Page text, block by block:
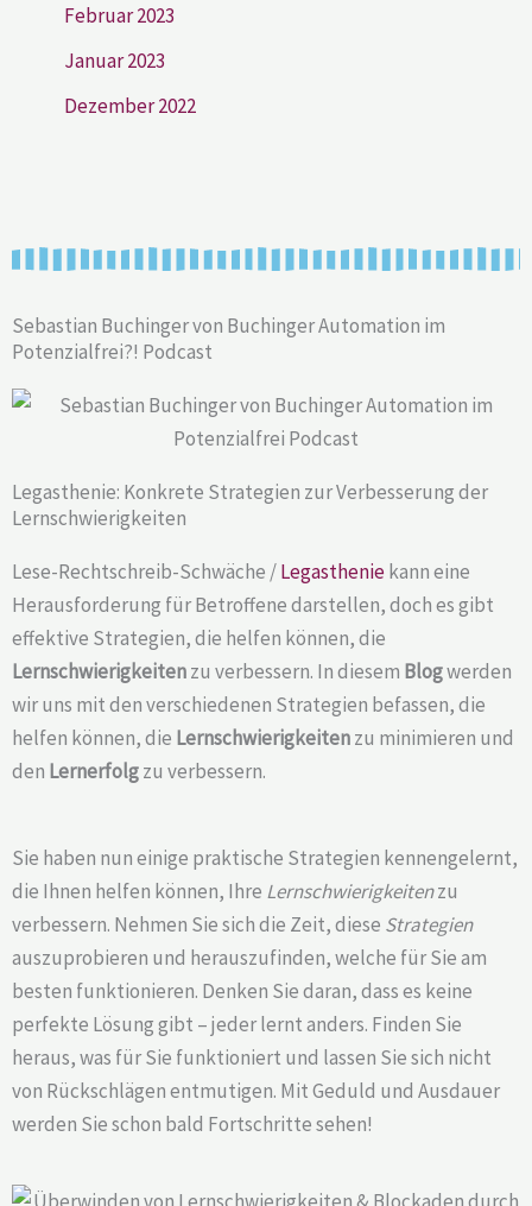
Februar 2023
Januar 2023
Dezember 2022
Sebastian Buchinger von Buchinger Automation im
Potenzialfrei?! Podcast
Legasthenie: Konkrete Strategien zur Verbesserung der
Lernschwierigkeiten
Lese-Rechtschreib-Schwäche /Legastheniekann eine
Herausforderung für Betroffene darstellen, doch es gibt
effektive Strategien, die helfen können, die
Lernschwierigkeitenzu verbessern. In diesem Blogwerden
wir uns mit den verschiedenen Strategien befassen, die
helfen können, die Lernschwierigkeitenzu minimieren und
den Lernerfolgzu verbessern.
Sie haben nun einige praktische Strategien kennengelernt,
die Ihnen helfen können, Ihre Lernschwierigkeitenzu
verbessern. Nehmen Sie sich die Zeit, diese Strategien
auszuprobieren und herauszufinden, welche für Sie am
besten funktionieren. Denken Sie daran, dass es keine
perfekte Lösung gibt – jeder lernt anders. Finden Sie
heraus, was für Sie funktioniert und lassen Sie sich nicht
von Rückschlägen entmutigen. Mit Geduld und Ausdauer
werden Sie schon bald Fortschritte sehen!